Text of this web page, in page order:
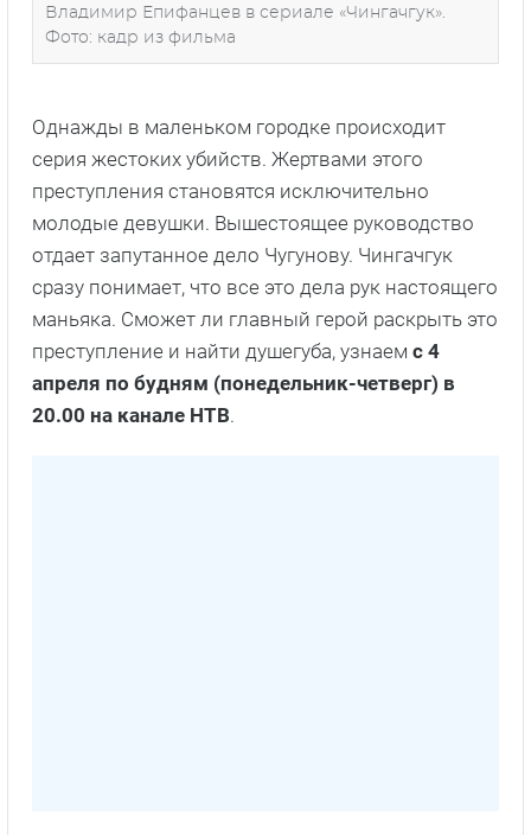
Владимир Епифанцев в сериале «Чингачгук».
Фото: кадр из фильма
Однажды в маленьком городке происходит
серия жестоких убийств. Жертвами этого
преступления становятся исключительно
молодые девушки. Вышестоящее руководство
отдает запутанное дело Чугунову. Чингачгук
сразу понимает, что все это дела рук настоящего
маньяка. Сможет ли главный герой раскрыть это
преступление и найти душегуба, узнаем с 4
апреля по будням (понедельник-четверг) в
20.00 на канале НТВ.